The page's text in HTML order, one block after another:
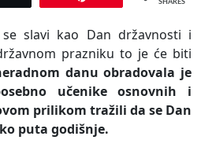
SHARES
slavi kao Dan državnosti i
prazniku to je će biti
danu obradovala je
učenike osnovnih i
prilikom tražili da se Dan
puta godišnje.